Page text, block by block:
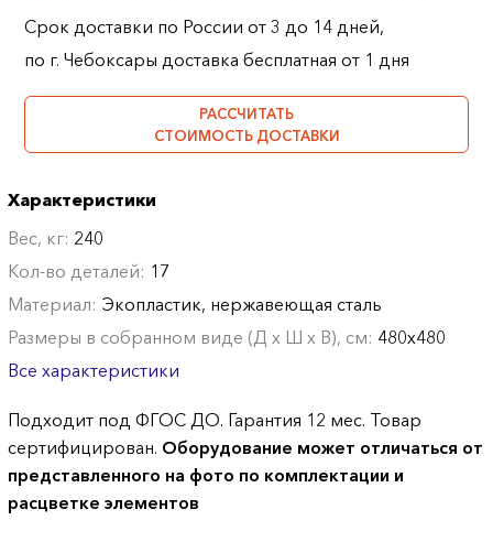
Срок доставки по России от 3 до 14 дней,
по г. Чебоксары доставка бесплатная от 1 дня
РАССЧИТАТЬ
СТОИМОСТЬ ДОСТАВКИ
Характеристики
Вес, кг: 240
Кол-во деталей: 17
Материал: Экопластик, нержавеющая сталь
Размеры в собранном виде (Д х Ш х В), см: 480х480
Все характеристики
Подходит под ФГОС ДО. Гарантия 12 мес. Товар
сертифицирован. Оборудование может отличаться от
представленного на фото по комплектации и
расцветке элементов